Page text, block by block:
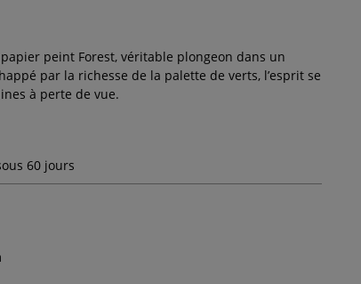
peint Forest, véritable plongeon dans un
par la richesse de la palette de verts, l’esprit se
à perte de vue.
60 jours